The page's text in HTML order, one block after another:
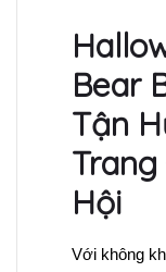
Bear
Tận
Hội
Với không